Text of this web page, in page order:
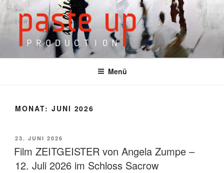
Zum
Inhalt
springen
Menü
MONAT: JUNI 2026
VERÖFFENTLICHT
AM
23. JUNI 2026
Film ZEITGEISTER von Angela Zumpe –
12. Juli 2026 im Schloss Sacrow